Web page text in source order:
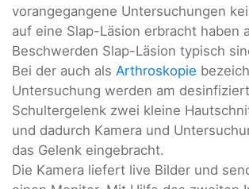
vorangegangene Untersuchungen
auf eine Slap-Läsion erbracht haben
Beschwerden Slap-Läsion typisch
Bei der auch als Arthroskopie
Untersuchung werden am
Schultergelenk zwei kleine
und dadurch Kamera und
das Gelenk eingebracht.
Die Kamera liefert live Bilder und